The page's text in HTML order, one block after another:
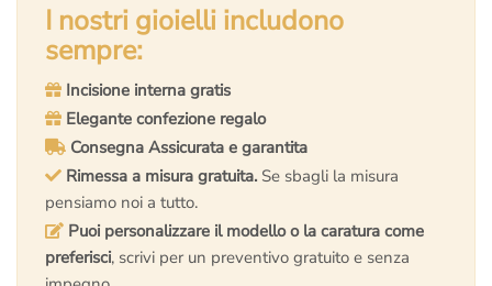
€14.000,00.
€9.700,00.
I nostri gioielli includono
sempre:
Incisione interna gratis
Elegante confezione regalo
Consegna Assicurata e garantita
Rimessa a misura gratuita. Se sbagli la misura
pensiamo noi a tutto.
Puoi personalizzare il modello o la caratura come
preferisci, scrivi per un preventivo gratuito e senza